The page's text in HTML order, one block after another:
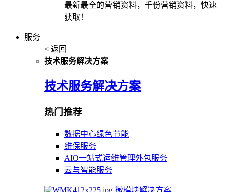
最新最全的营销资料，千份营销资料，快速
获取！
服务
< 返回
技术服务解决方案
技术服务解决方案
热门推荐
数据中心绿色节能
维保服务
AIO一站式运维管理外包服务
云与智能服务
微模块解决方案